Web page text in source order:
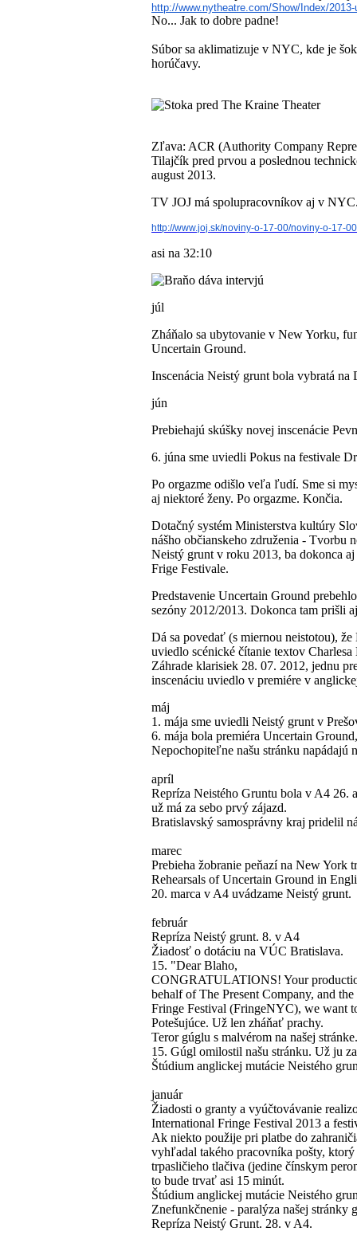
http://www.nytheatre.com/Show/ Index/
No... Jak to dobre padne!
Súbor sa aklimatizuje v NYC, kde je
horúčavy.
Zľava: ACR (Authority Company
Tilajčík pred prvou a poslednou
august 2013.
TV JOJ má spolupracovníkov aj v
http://www.joj.sk/noviny-o-17-00/noviny-o-17-
asi na 32:10
júl
Zháňalo sa ubytovanie v New Yorku,
Uncertain Ground.
Inscenácia Neistý grunt bola vybratá
jún
Prebiehajú skúšky novej inscenácie
6. júna sme uviedli Pokus na festivale
Po orgazme odišlo veľa ľudí. Sme si
aj niektoré ženy. Po orgazme. Končia.
Dotačný systém Ministerstva kultúry
nášho občianskeho združenia - Tvorbu
Neistý grunt v roku 2013, ba dokonca
Frige Festivale.
Predstavenie Uncertain Ground
sezóny 2012/2013. Dokonca tam prišli
Dá sa povedať (s miernou neistotou),
uviedlo scénické čítanie textov
Záhrade klarisiek 28. 07. 2012, jednu
inscenáciu uviedlo v premiére v
máj
1. mája sme uviedli Neistý grunt v
6. mája bola premiéra Uncertain
Nepochopiteľne našu stránku napádajú
apríl
Repríza Neistého Gruntu bola v A4 26.
už má za sebo prvý zájazd.
Bratislavský samosprávny kraj pridelil
marec
Prebieha žobranie peňazí na New York
Rehearsals of Uncertain Ground in
20. marca v A4 uvádzame Neistý grunt.
február
Repríza Neistý grunt. 8. v A4
Žiadosť o dotáciu na VÚC Bratislava.
15. "Dear Blaho,
CONGRATULATIONS! Your
behalf of The Present Company, and
Fringe Festival (FringeNYC), we want
Potešujúce. Už len zháňať prachy.
Teror gúglu s malvérom na našej
15. Gúgl omilostil našu stránku. Už ju
Štúdium anglickej mutácie Neistého
január
Žiadosti o granty a vyúčtovávanie
International Fringe Festival 2013 a
Ak niekto použije pri platbe do
vyhľadal takého pracovníka pošty,
trpasličieho tlačiva (jedine čínskym
to bude trvať asi 15 minút.
Štúdium anglickej mutácie Neistého
Znefunkčnenie - paralýza našej stránky
Repríza Neistý Grunt. 28. v A4.